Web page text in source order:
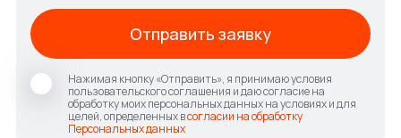
Нажимая кнопку «Отправить», я принимаю условия
пользовательского соглашения и даю согласие на
обработку моих персональных данных на условиях и для
целей, определенных всогласии на обработку
Персональных данных
Отправить заявку